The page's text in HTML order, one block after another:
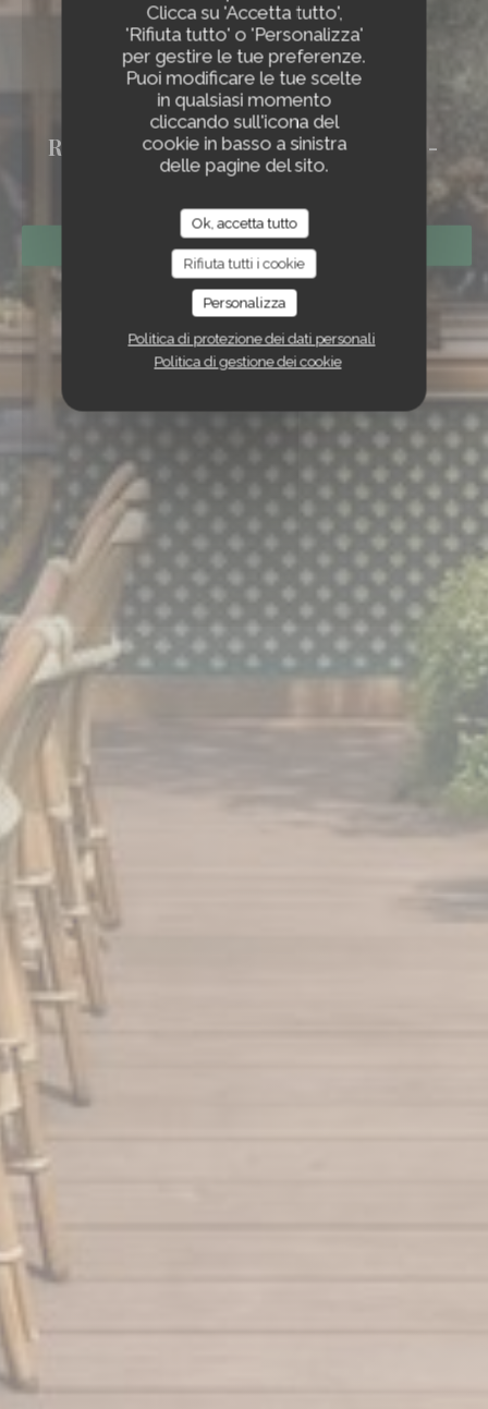
Clicca su 'Accetta tutto',
'Rifiuta tutto' o 'Personalizza'
per gestire le tue preferenze.
Puoi modificare le tue scelte
in qualsiasi momento
cliccando sull'icona del
cookie in basso a sinistra
delle pagine del sito.
Ok, accetta tutto
Rifiuta tutti i cookie
Personalizza
Politica di protezione dei dati personali
Politica di gestione dei cookie
DA MATILDE
RISTORANTE ITALIANO|
VILLE-
D'AVRAY
PRENOTA